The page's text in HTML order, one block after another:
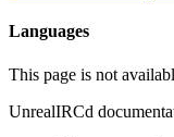
Languages
This page is not
UnrealIRCd